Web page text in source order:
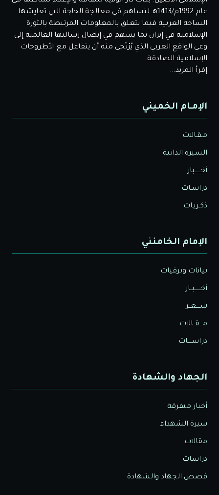
عام 1992م/1413هـ لتساهم في معالجة الحاجة التي تعايشها
الساحة العربية فيما يتعلق بالمعلومات المرتبطة بالثورة
الإسلامية في إيران بما يسهم في إيصال رسالتها العالمية إلى
وعي الواقع العربي الذي يُرْتَجى منه أن يتفاعل مع الأطروحات
الإسلامية الصادقة.
إقرأ المزيد...
الإمـام الخميني
مـقـالات
السيرة الذاتية
أخــــــبار
دراسـات
ذكـريـات
الإمام الخامنئي
بيانات وبرقيات
أخــــــبــار
شــــعــر
مـــقــالات
دراســــات
الجهاد والشهادة
أخبار متفرقة
سيرة الشهداء
مقالات
دراسات
قصص الجهاد والشهادة